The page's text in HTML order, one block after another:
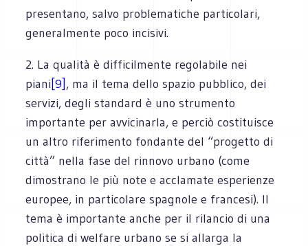
presentano, salvo problematiche particolari,
generalmente poco incisivi.
2. La qualità è difficilmente regolabile nei
piani[9], ma il tema dello spazio pubblico, dei
servizi, degli standard è uno strumento
importante per avvicinarla, e perciò costituisce
un altro riferimento fondante del “progetto di
città” nella fase del rinnovo urbano (come
dimostrano le più note e acclamate esperienze
europee, in particolare spagnole e francesi). Il
tema è importante anche per il rilancio di una
politica di welfare urbano se si allarga la